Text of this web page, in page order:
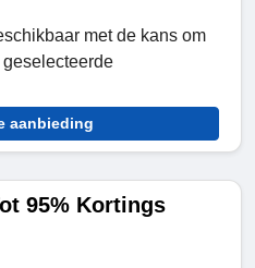
met de kans om
aanbieding
95% Kortings